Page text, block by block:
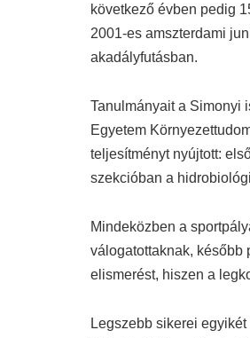
következő évben pedig
2001-es amszterdami
akadályfutásban.
Tanulmányait a Simonyi
Egyetem
teljesítményt nyújtott:
szekcióban a
Mindeközben a
válogatottaknak, később
elismerést, hiszen a
Legszebb sikerei